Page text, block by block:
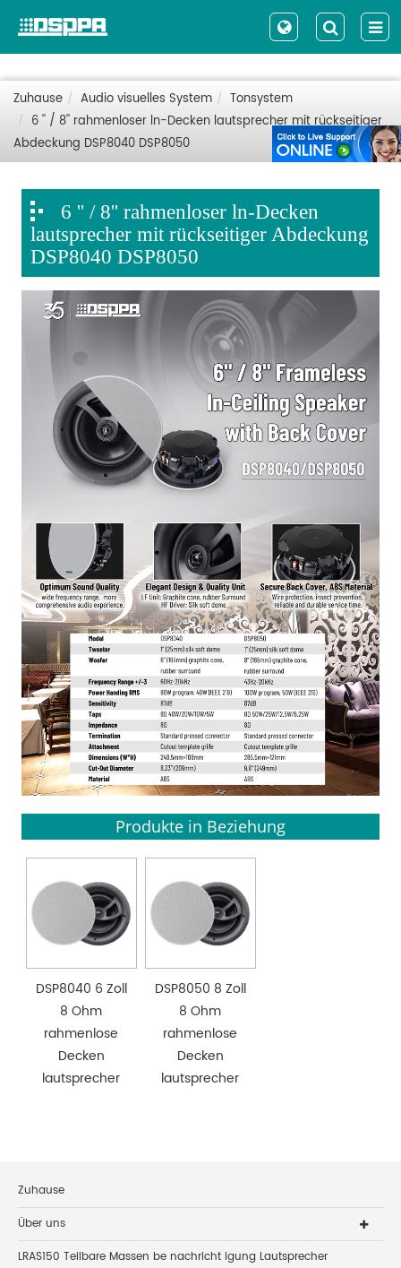
Zuhause Audio visuelles System
Tonsystem
6 '' / 8'' rahmenloser ln-Decken lautsprecher mit rückseitiger
Abdeckung DSP8040 DSP8050
6 '' / 8'' rahmenloser ln-Decken
lautsprecher mit rückseitiger Abdeckung
DSP8040 DSP8050
Produkte in Beziehung
DSP8040 6 Zoll
8 Ohm
rahmenlose
Decken
lautsprecher
DSP8050 8 Zoll
8 Ohm
rahmenlose
Decken
lautsprecher
Zuhause
Über uns
LRAS150 Teilbare Massen be nachricht igung Lautsprecher